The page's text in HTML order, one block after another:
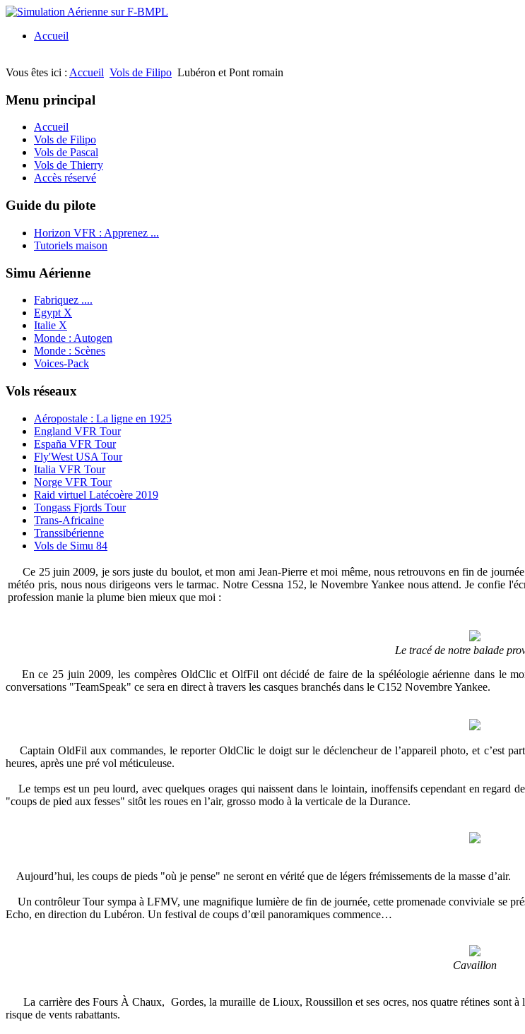
Accueil
Vous êtes ici : Accueil Vols de Filipo Lubéron et Pont romain
Menu principal
Accueil
Vols de Filipo
Vols de Pascal
Vols de Thierry
Accès réservé
Guide du pilote
Horizon VFR : Apprenez ...
Tutoriels maison
Simu Aérienne
Fabriquez ....
Egypt X
Italie X
Monde : Autogen
Monde : Scènes
Voices-Pack
Vols réseaux
Aéropostale : La ligne en 1925
England VFR Tour
España VFR Tour
Fly'West USA Tour
Italia VFR Tour
Norge VFR Tour
Raid virtuel Latécoère 2019
Tongass Fjords Tour
Trans-Africaine
Transsibérienne
Vols de Simu 84
Ce 25 juin 2009, je sors juste du boulot, et mon ami Jean-Pierre et moi même, nous retrouvons en fin de
météo pris, nous nous dirigeons vers le tarmac. Notre Cessna 152, le Novembre Yankee nous attend. Je confie
profession manie la plume bien mieux que moi :
Le tracé de notre balade
En ce 25 juin 2009, les compères OldClic et OlfFil ont décidé de faire de la spéléologie aérienne dans le
conversations "TeamSpeak" ce sera en direct à travers les casques branchés dans le C152 Novembre Yankee.
Captain OldFil aux commandes, le reporter OldClic le doigt sur le déclencheur de l’appareil photo, et c’est
heures, après une pré vol méticuleuse.
Le temps est un peu lourd, avec quelques orages qui naissent dans le lointain, inoffensifs cependant en regard
"coups de pied aux fesses" sitôt les roues en l’air, grosso modo à la verticale de la Durance.
Aujourd’hui, les coups de pieds "où je pense" ne seront en vérité que de légers frémissements de la masse d’air.
Un contrôleur Tour sympa à LFMV, une magnifique lumière de fin de journée, cette promenade conviviale se
Echo, en direction du Lubéron. Un festival de coups d’œil panoramiques commence…
Cavaillon
La carrière des Fours À Chaux, Gordes, la muraille de Lioux, Roussillon et ses ocres, nos quatre rétines sont à
risque de vents rabattants.